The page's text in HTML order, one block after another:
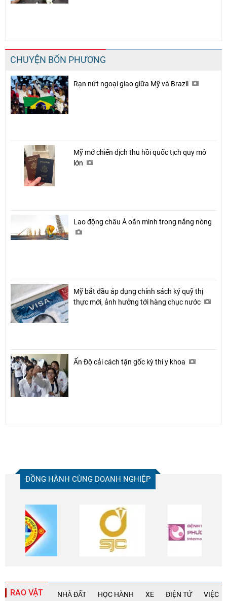
CHUYỆN BỐN PHƯƠNG
Rạn nứt ngoại giao giữa Mỹ và Brazil
Mỹ mở chiến dịch thu hồi quốc tịch quy mô
lớn
Lao động châu Á oằn mình trong nắng nóng
Mỹ bắt đầu áp dụng chính sách ký quỹ thị
thực mới, ảnh hưởng tới hàng chục nước
Ấn Độ cải cách tận gốc kỳ thi y khoa
ĐỒNG HÀNH CÙNG DOANH NGHIỆP
RAO VẶT NHÀ ĐẤT HỌC HÀNH XE ĐIỆN TỬ VIỆC